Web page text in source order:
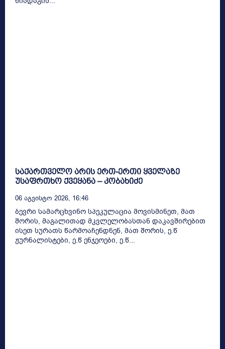
საქართველო არის ერთ-ერთი ყველაზე
უსაფრთხო ქვეყანა – კობახიძე
06 Აგვისტო 2026, 16:46
ბევრი სამარცხვინო სპეკულაცია მოვისმინეთ, მათ
შორის, მაგალითად მკვლელობასთან დაკავშირებით
ისეთ სურათს წარმოაჩენდნენ, მათ შორის, ე.წ
ჟურნალისტები, ე.წ ენჯეოები, ე.წ...